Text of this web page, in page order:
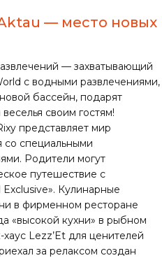
— место новых
— захватывающий
с водными развлечениями,
бассейн, подарят
своим гостям!
представляет мир
со специальными
Родители могут
путешествие c
Кулинарные
в фирменном ресторане
«высокой кухни» в рыбном
Lezz’Et для ценителей
за релаксом создан